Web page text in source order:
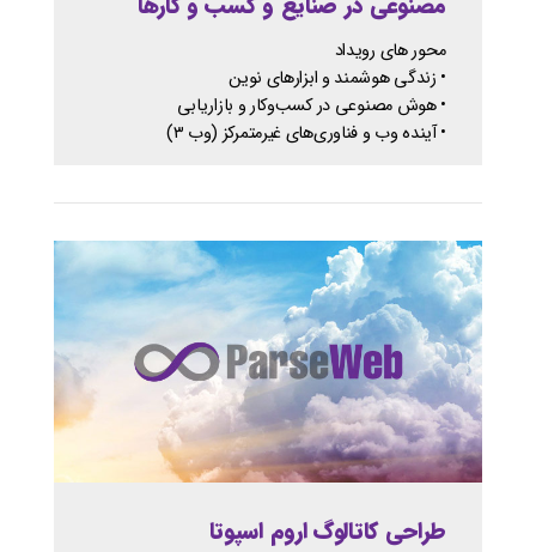
محور های رویداد
• زندگی هوشمند و ابزارهای نوین
• هوش مصنوعی در کسب‌وکار و بازاریابی
• آینده وب و فناوری‌های غیرمتمرکز (وب ۳)
طراحی کاتالوگ اروم اسپوتا